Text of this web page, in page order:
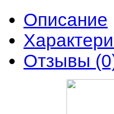
Описание
Отзывы